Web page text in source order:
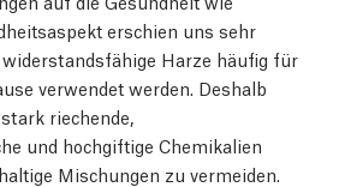
erschien uns sehr
Harze häufig für
verwendet werden. Deshalb
riechende,
und hochgiftige Chemikalien
Mischungen zu vermeiden.